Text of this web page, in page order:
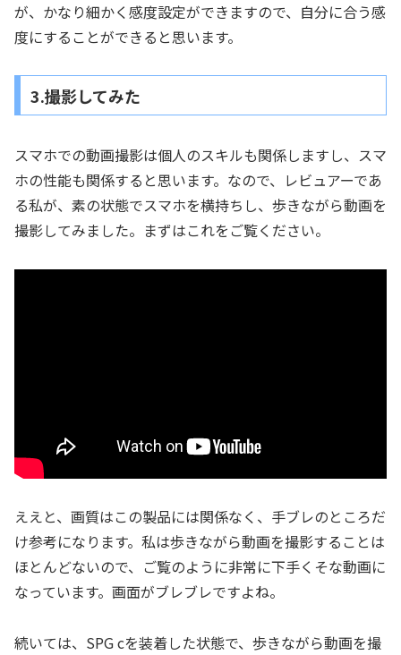
が、かなり細かく感度設定ができますので、自分に合う感
度にすることができると思います。
3.撮影してみた
スマホでの動画撮影は個人のスキルも関係しますし、スマ
ホの性能も関係すると思います。なので、レビュアーであ
る私が、素の状態でスマホを横持ちし、歩きながら動画を
撮影してみました。まずはこれをご覧ください。
ええと、画質はこの製品には関係なく、手ブレのところだ
け参考になります。私は歩きながら動画を撮影することは
ほとんどないので、ご覧のように非常に下手くそな動画に
なっています。画面がブレブレですよね。
続いては、SPG cを装着した状態で、歩きながら動画を撮